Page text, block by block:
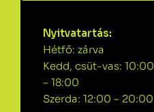
Nyitvatartás:
Hétfő: zárva
Kedd, csüt-vas: 10:00
– 18:00
Szerda: 12:00 – 20:00